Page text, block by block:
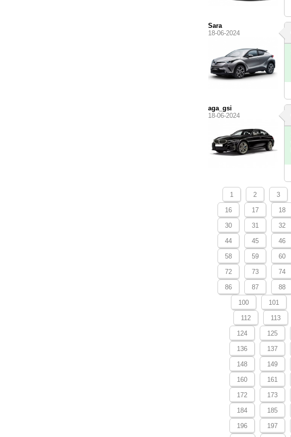
Sara
18-06-2024
aga_gsi
18-06-2024
1 2 3
16 17 18
30 31 32
44 45 46
58 59 60
72 73 74
86 87 88
100 101
112 113
124 125
136 137
148 149
160 161
172 173
184 185
196 197